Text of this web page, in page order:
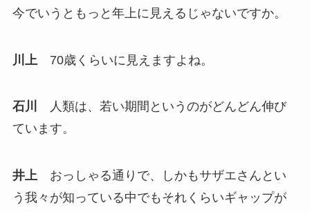
今でいうともっと年上に見えるじゃないですか。
川上 70歳くらいに見えますよね。
石川
人類は、若い期間というのがどんどん伸び
ています。
井上おっしゃる通りで、しかもサザエさんとい
う我々が知っている中でもそれくらいギャップが